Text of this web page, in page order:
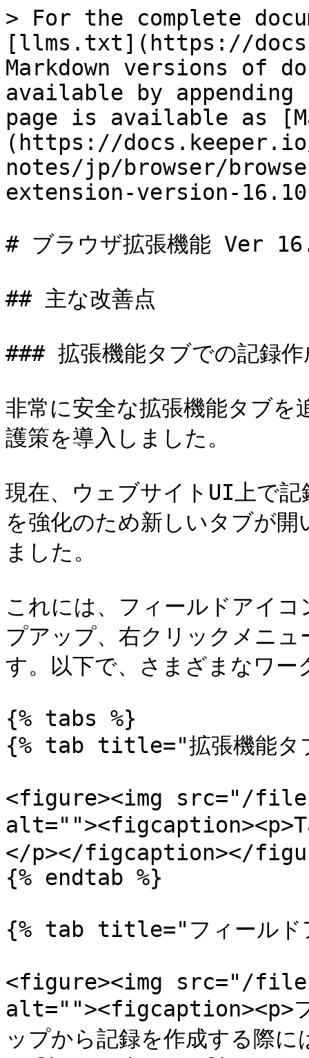
> For the complete
[llms.txt](https://
Markdown versions of
available by
page is available as
(https://
notes/jp/browser/
extension-version-
# ブラウザ拡張機能 Ver
## 主な改善点
### 拡張機能タブでの記録作
非常に安全な拡張機能タブを
護策を導入しました。
現在、ウェブサイトUI上で
を強化のため新しいタブが
ました。
これには、フィールドアイ
プアップ、右クリックメニ
す。以下で、さまざまなワ
{% tabs %}
{% tab title="拡張機能タ
<figure><img src="/
</p></figcaption></
{% endtab %}
{% tab title="フィールド
<figure><img src="/
alt=""><figcaption><p>フ
ップから記録を作成する際